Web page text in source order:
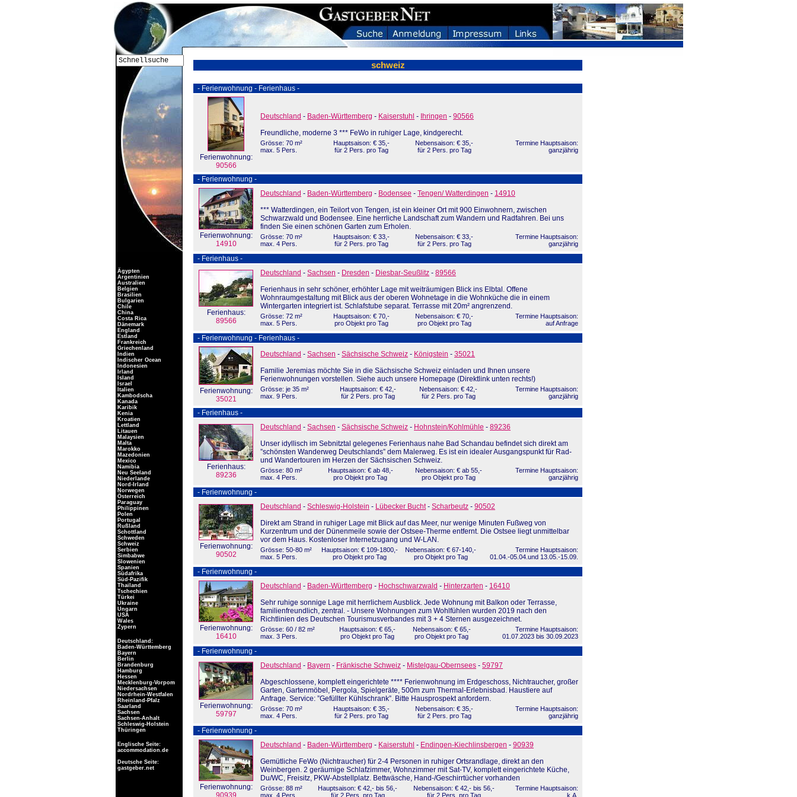
schweiz
- Ferienwohnung - Ferienhaus -
Ferienwohnung:
90566
Deutschland - Baden-Württemberg - Kaiserstuhl - Ihringen - 90566
Freundliche, moderne 3 *** FeWo in ruhiger Lage, kindgerecht.
Grösse: 70 m²
max. 5 Pers.
Hauptsaison: € 35,-
für 2 Pers. pro Tag
Nebensaison: € 35,-
für 2 Pers. pro Tag
Termine Hauptsaison:
ganzjährig
- Ferienwohnung -
Ferienwohnung:
14910
Deutschland - Baden-Württemberg - Bodensee - Tengen/ Watterdingen - 14910
*** Watterdingen, ein Teilort von Tengen, ist ein kleiner Ort mit 900 Einwohnern, zwischen
Schwarzwald und Bodensee. Eine herrliche Landschaft zum Wandern und Radfahren. Bei uns
finden Sie einen schönen Garten zum Erholen.
Grösse: 70 m²
max. 4 Pers.
Hauptsaison: € 33,-
für 2 Pers. pro Tag
Nebensaison: € 33,-
für 2 Pers. pro Tag
Termine Hauptsaison:
ganzjährig
- Ferienhaus -
Ferienhaus:
89566
Deutschland - Sachsen - Dresden - Diesbar-Seußlitz - 89566
Ferienhaus in sehr schöner, erhöhter Lage mit weiträumigen Blick ins Elbtal. Offene
Wohnraumgestaltung mit Blick aus der oberen Wohnetage in die Wohnküche die in einem
Wintergarten integriert ist. Schlafstube separat. Terrasse mit 20m² angrenzend.
Grösse: 72 m²
max. 5 Pers.
Hauptsaison: € 70,-
pro Objekt pro Tag
Nebensaison: € 70,-
pro Objekt pro Tag
Termine Hauptsaison:
auf Anfrage
- Ferienwohnung - Ferienhaus -
Ferienwohnung:
35021
Deutschland - Sachsen - Sächsische Schweiz - Königstein - 35021
Familie Jeremias möchte Sie in die Sächsische Schweiz einladen und Ihnen unsere
Ferienwohnungen vorstellen. Siehe auch unsere Homepage (Direktlink unten rechts!)
Grösse: je 35 m²
max. 9 Pers.
Hauptsaison: € 42,-
für 2 Pers. pro Tag
Nebensaison: € 42,-
für 2 Pers. pro Tag
Termine Hauptsaison:
ganzjährig
- Ferienhaus -
Ferienhaus:
89236
Deutschland - Sachsen - Sächsische Schweiz - Hohnstein/Kohlmühle - 89236
Unser idyllisch im Sebnitztal gelegenes Ferienhaus nahe Bad Schandau befindet sich direkt am
”schönsten Wanderweg Deutschlands” dem Malerweg. Es ist ein idealer Ausgangspunkt für Rad-
und Wandertouren im Herzen der Sächsischen Schweiz.
Grösse: 80 m²
max. 4 Pers.
Hauptsaison: € ab 48,-
pro Objekt pro Tag
Nebensaison: € ab 55,-
pro Objekt pro Tag
Termine Hauptsaison:
ganzjährig
- Ferienwohnung -
Ferienwohnung:
90502
Deutschland - Schleswig-Holstein - Lübecker Bucht- Scharbeutz - 90502
Direkt am Strand in ruhiger Lage mit Blick auf das Meer, nur wenige Minuten Fußweg von
Kurzentrum und der Dünenmeile sowie der Ostsee-Therme entfernt. Die Ostsee liegt unmittelbar
vor dem Haus. Kostenloser Internetzugang und W-LAN.
Grösse: 50-80 m²
max. 5 Pers.
Hauptsaison: € 109-1800,-
pro Objekt pro Tag
Nebensaison: € 67-140,-
pro Objekt pro Tag
Termine Hauptsaison:
01.04.-05.04.und 13.05.-15.09.
- Ferienwohnung -
Ferienwohnung:
16410
Deutschland - Baden-Württemberg - Hochschwarzwald - Hinterzarten - 16410
Sehr ruhige sonnige Lage mit herrlichem Ausblick. Jede Wohnung mit Balkon oder Terrasse,
familienfreundlich, zentral. - Unsere Wohnungen zum Wohlfühlen wurden 2019 nach den
Richtlinien des Deutschen Tourismusverbandes mit 3 + 4 Sternen ausgezeichnet.
Grösse: 60 / 82 m²
max. 3 Pers.
Hauptsaison: € 65,-
pro Objekt pro Tag
Nebensaison: € 65,-
pro Objekt pro Tag
Termine Hauptsaison:
01.07.2023 bis 30.09.2023
- Ferienwohnung -
Ferienwohnung:
59797
Deutschland - Bayern - Fränkische Schweiz - Mistelgau-Obernsees - 59797
Abgeschlossene, komplett eingerichtete **** Ferienwohnung im Erdgeschoss, Nichtraucher, großer
Garten, Gartenmöbel, Pergola, Spielgeräte, 500m zum Thermal-Erlebnisbad. Haustiere auf
Anfrage. Service: ”Gefüllter Kühlschrank”. Bitte Hausprospekt anfordern.
Grösse: 70 m²
max. 4 Pers.
Hauptsaison: € 35,-
für 2 Pers. pro Tag
Nebensaison: € 35,-
für 2 Pers. pro Tag
Termine Hauptsaison:
ganzjährig
- Ferienwohnung -
Ferienwohnung:
90939
Deutschland - Baden-Württemberg - Kaiserstuhl - Endingen-Kiechlinsbergen - 90939
Gemütliche FeWo (Nichtraucher) für 2-4 Personen in ruhiger Ortsrandlage, direkt an den
Weinbergen. 2 geräumige Schlafzimmer, Wohnzimmer mit Sat-TV, komplett eingerichtete Küche,
Du/WC, Freisitz, PKW-Abstellplatz. Bettwäsche, Hand-/Geschirrtücher vorhanden
Grösse: 88 m²
max. 4 Pers.
Hauptsaison: € 42,- bis 56,-
für 2 Pers. pro Tag
Nebensaison: € 42,- bis 56,-
für 2 Pers. pro Tag
Termine Hauptsaison:
k.A.
Ägypten
Argentinien
Australien
Belgien
Brasilien
Bulgarien
Chile
China
Costa Rica
Dänemark
England
Estland
Frankreich
Griechenland
Indien
Indischer Ocean
Indonesien
Irland
Island
Israel
Italien
Kambodscha
Kanada
Karibik
Kenia
Kroatien
Lettland
Litauen
Malaysien
Malta
Marokko
Mazedonien
Mexico
Namibia
Neu Seeland
Niederlande
Nord-Irland
Norwegen
Österreich
Paraguay
Philippinen
Polen
Portugal
Rußland
Schottland
Schweden
Schweiz
Serbien
Simbabwe
Slowenien
Spanien
Südafrika
Süd-Pazifik
Thailand
Tschechien
Türkei
Ukraine
Ungarn
USA
Wales
Zypern
Deutschland:
Baden-Württemberg
Bayern
Berlin
Brandenburg
Hamburg
Hessen
Mecklenburg-Vorpom
Niedersachsen
Nordrhein-Westfalen
Rheinland-Pfalz
Saarland
Sachsen
Sachsen-Anhalt
Schleswig-Holstein
Thüringen
Englische Seite:
accommodation.de
Deutsche Seite:
gastgeber.net